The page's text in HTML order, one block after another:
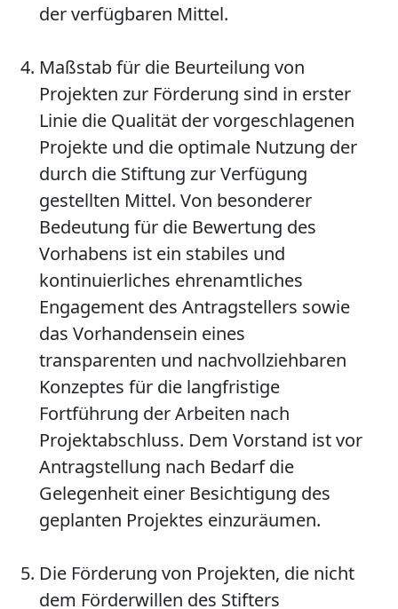
der verfügbaren Mittel.
Maßstab für die Beurteilung von
Projekten zur Förderung sind in erster
Linie die Qualität der vorgeschlagenen
Projekte und die optimale Nutzung der
durch die Stiftung zur Verfügung
gestellten Mittel. Von besonderer
Bedeutung für die Bewertung des
Vorhabens ist ein stabiles und
kontinuierliches ehrenamtliches
Engagement des Antragstellers sowie
das Vorhandensein eines
transparenten und nachvollziehbaren
Konzeptes für die langfristige
Fortführung der Arbeiten nach
Projektabschluss. Dem Vorstand ist vor
Antragstellung nach Bedarf die
Gelegenheit einer Besichtigung des
geplanten Projektes einzuräumen.
Die Förderung von Projekten, die nicht
dem Förderwillen des Stifters